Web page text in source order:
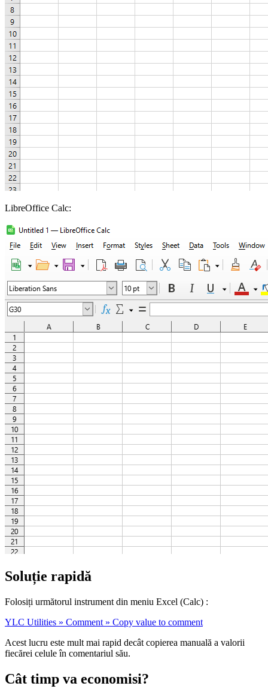
LibreOffice Calc:
Soluție rapidă
Folosiți următorul instrument din meniu Excel (Calc) :
YLC Utilities » Comment » Copy value to comment
Acest lucru este mult mai rapid decât copierea manuală a valorii
fiecărei celule în comentariul său.
Cât timp va economisi?